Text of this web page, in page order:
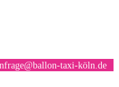
taxi-köln.de